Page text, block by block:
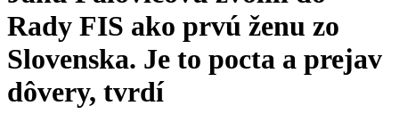
Rady FIS ako prvú ženu zo
Slovenska. Je to pocta a prejav
dôvery, tvrdí